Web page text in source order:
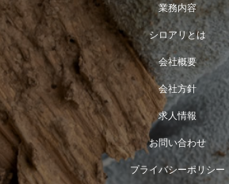
業務内容
シロアリとは
会社概要
会社方針
求人情報
お問い合わせ
プライバシーポリシー